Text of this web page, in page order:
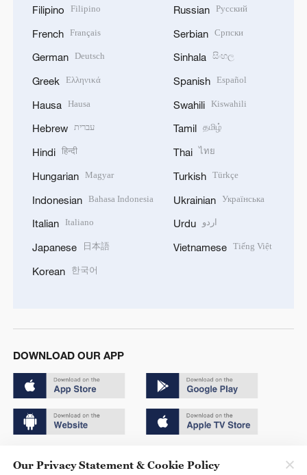
Filipino Filipino
French Français
German Deutsch
Greek Ελληνικά
Hausa Hausa
Hebrew עברית
Hindi हिन्दी
Hungarian Magyar
Indonesian Bahasa Indonesia
Italian Italiano
Japanese 日本語
Korean 한국어
Russian Русский
Serbian Српски
Sinhala සිංහල
Spanish Español
Swahili Kiswahili
Tamil தமிழ்
Thai ไทย
Turkish Türkçe
Ukrainian Українська
Urdu اردو
Vietnamese Tiếng Việt
DOWNLOAD OUR APP
Our Privacy Statement & Cookie Policy